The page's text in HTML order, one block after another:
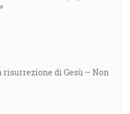
risurrezione di Gesù – Non